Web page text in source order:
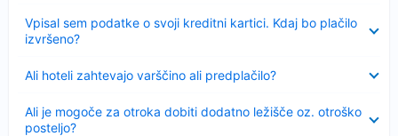
Vpisal sem podatke o svoji kreditni kartici. Kdaj bo plačilo
izvršeno?
Ali hoteli zahtevajo varščino ali predplačilo?
Ali je mogoče za otroka dobiti dodatno ležišče oz. otroško
posteljo?